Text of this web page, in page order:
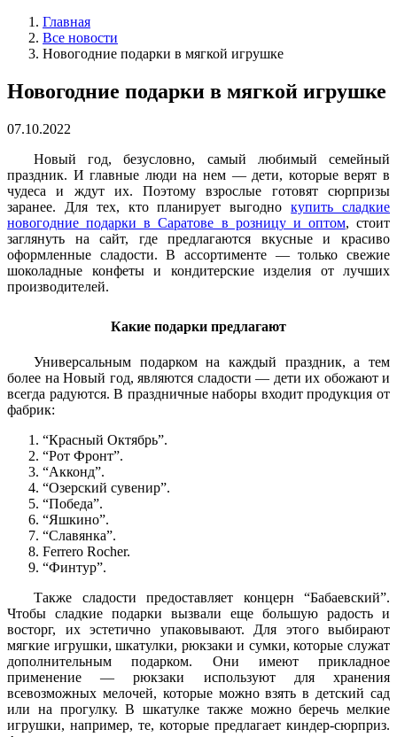
Главная
Все новости
Новогодние подарки в мягкой игрушке
Новогодние подарки в мягкой игрушке
07.10.2022
Новый год, безусловно, самый любимый семейный
праздник. И главные люди на нем — дети, которые верят в
чудеса и ждут их. Поэтому взрослые готовят сюрпризы
заранее. Для тех, кто планирует выгоднокупить сладкие
новогодние подарки в Саратове в розницу и оптом, стоит
заглянуть на сайт, где предлагаются вкусные и красиво
оформленные сладости. В ассортименте — только свежие
шоколадные конфеты и кондитерские изделия от лучших
производителей.
Какие подарки предлагают
Универсальным подарком на каждый праздник, а тем
более на Новый год, являются сладости — дети их обожают и
всегда радуются. В праздничные наборы входит продукция от
фабрик:
“Красный Октябрь”.
“Рот Фронт”.
“Акконд”.
“Озерский сувенир”.
“Победа”.
“Яшкино”.
“Славянка”.
Ferrero Rocher.
“Финтур”.
Также сладости предоставляет концерн “Бабаевский”.
Чтобы сладкие подарки вызвали еще большую радость и
восторг, их эстетично упаковывают. Для этого выбирают
мягкие игрушки, шкатулки, рюкзаки и сумки, которые служат
дополнительным подарком. Они имеют прикладное
применение — рюкзаки используют для хранения
всевозможных мелочей, которые можно взять в детский сад
или на прогулку. В шкатулке также можно беречь мелкие
игрушки, например, те, которые предлагает киндер-сюрприз.